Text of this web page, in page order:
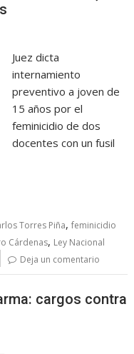
Juez dicta
internamiento
preventivo a joven de
15 años por el
feminicidio de dos
docentes con un fusil
Torres Piña,feminicidio
Cárdenas, Ley Nacional
Deja un comentario
cargos contra